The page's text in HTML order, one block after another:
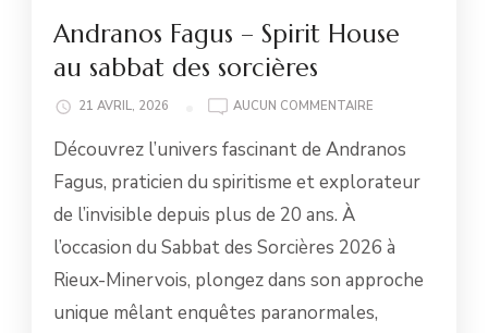
Andranos Fagus – Spirit House
au sabbat des sorcières
21 AVRIL, 2026 AUCUN COMMENTAIRE
–
HOUSE
SABBAT
DES
SORCIÈRES
Découvrez l’univers fascinant de Andranos
Fagus, praticien du spiritisme et explorateur
de l’invisible depuis plus de 20 ans. À
l’occasion du Sabbat des Sorcières 2026 à
Rieux-Minervois, plongez dans son approche
unique mêlant enquêtes paranormales,